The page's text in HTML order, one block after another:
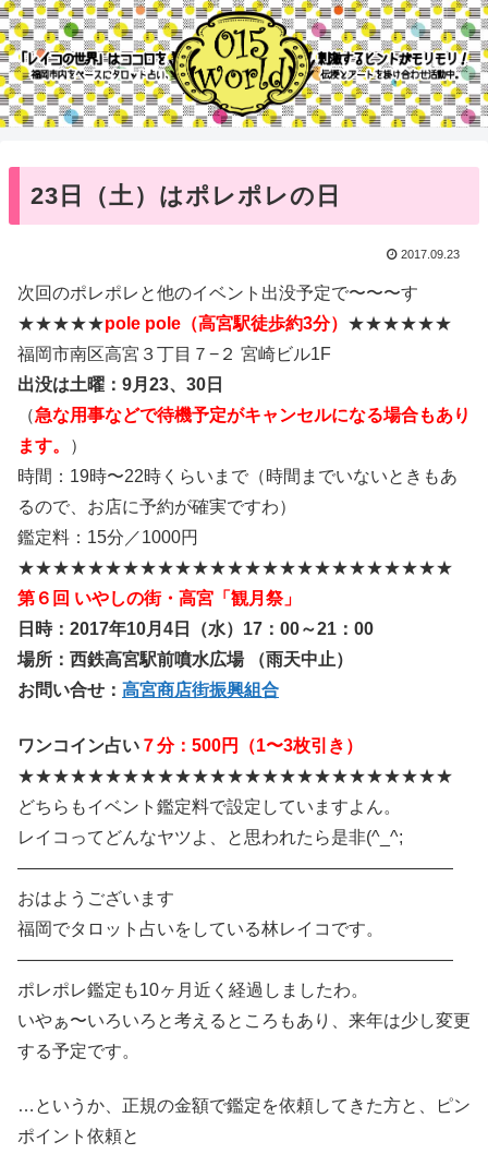
23日（土）はポレポレの日
2017.09.23
次回のポレポレと他のイベント出没予定で〜〜〜す
★★★★★pole pole（高宮駅徒歩約3分） ★★★★★★
福岡市南区高宮３丁目７−２ 宮崎ビル1F
出没は土曜： 9月 23、30日
（急な用事などで待機予定がキャンセルになる場合もあり
ます。
）
時間：19時〜22時くらいまで（時間までいないときもあ
るので、お店に予約が確実ですわ）
鑑定料：15分／1000円
★★★★★★★★★★★★★★★★★★★★★★★★★
第６回 いやしの街・高宮「観月祭」
日時：2017年10月4日（水）17：00～21：00
場所：西鉄高宮駅前噴水広場 （雨天中止）
お問い合せ： 高宮商店街振興組合
ワンコイン占い ７分：500円（1〜3枚引き）
★★★★★★★★★★★★★★★★★★★★★★★★★
どちらもイベント鑑定料で設定していますよん。
レイコってどんなヤツよ、と思われたら是非(^_^;
―――――――――――――――――――――――――
おはようございます
福岡でタロット占いをしている林レイコです。
―――――――――――――――――――――――――
ポレポレ鑑定も10ヶ月近く経過しましたわ。
いやぁ〜いろいろと考えるところもあり、来年は少し変更
する予定です。
…というか、正規の金額で鑑定を依頼してきた方と、ピン
ポイント依頼と